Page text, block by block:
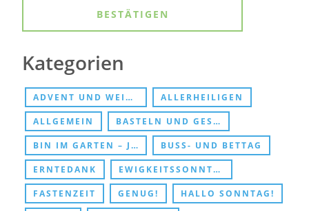
Kategorien
ADVENT UND WEIHNACHTEN ALLERHEILIGEN
ALLGEMEIN BASTELN UND GESCHENKE
BIN IM GARTEN – JESUS TREFFEN BUSS- UND BETTAG
ERNTEDANK EWIGKEITSSONNTAG UND ABSCHIED
FASTENZEIT GENUG! HALLO SONNTAG!